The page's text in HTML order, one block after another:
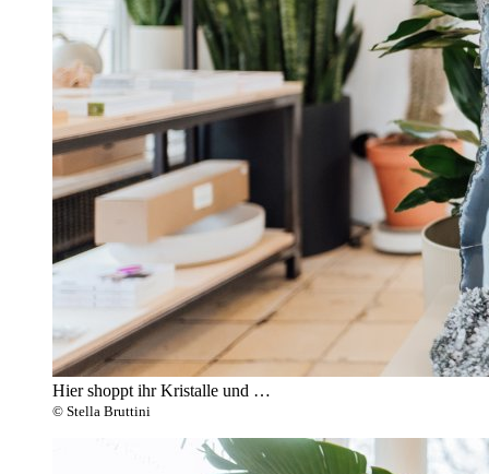
Hier shoppt ihr Kristalle und …
© Stella Bruttini